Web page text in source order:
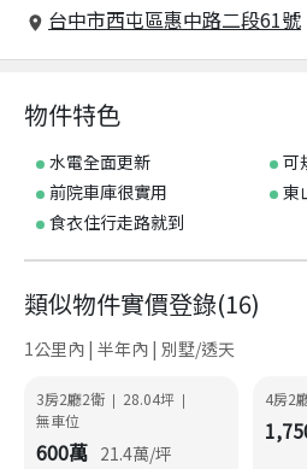
台中市西屯區惠中路二段61號
物件特色
水電全面更新
可
前院車庫很實用
東
食衣住行走路就到
類似物件實價登錄(16)
1公里內 | 半年內 | 別墅/透天
3房2廳2衛 | 28.04坪 |
無車位
600萬 21.4萬/坪
4房2